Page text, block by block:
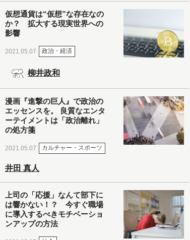
仮想通貨は“仮想”な存在なの
か？ 拡大する現実世界への
影響
2021.05.07 政治・経済
柳井政和
漫画『進撃の巨人』で政治の
エッセンスを。 良質なエンタ
ーテイメントは「政治離れ」
の処方箋
2021.05.07 カルチャー・スポーツ
井田 真人
上司の「応援」なんて部下に
は響かない！？ 今すぐ職場
に導入するべきモチベーショ
ンアップの方法